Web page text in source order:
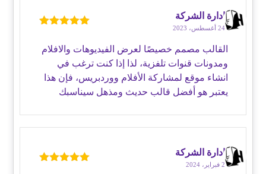
من 5
إدارة الشركة
24 أغسطس، 2023
القالب مصمم خصيصًا لعرض الفيديوهات والافلام
ومدونات قنوات تلفزية، لذا إذا كنت ترغب في
انشاء موقع لمشاركة الأفلام ووردبريس، فإن هذا
يعتبر هو أفضل قالب حديث ومذهل سيناسبك
إدارة الشركة
2 فبراير، 2024